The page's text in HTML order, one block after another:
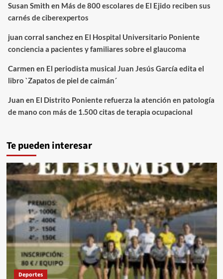
Susan Smith en Más de 800 escolares de El Ejido reciben sus
carnés de ciberexpertos
juan corral sanchezen El Hospital Universitario Poniente
conciencia a pacientes y familiares sobre el glaucoma
Carmen en El periodista musical Juan Jesús García edita el
libro `Zapatos de piel de caimán´
Juan en El Distrito Poniente refuerza la atención en patología
de mano con más de 1.500 citas de terapia ocupacional
Te pueden interesar
Deportes